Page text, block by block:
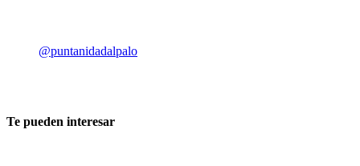
@puntanidadalpalo
Te pueden interesar